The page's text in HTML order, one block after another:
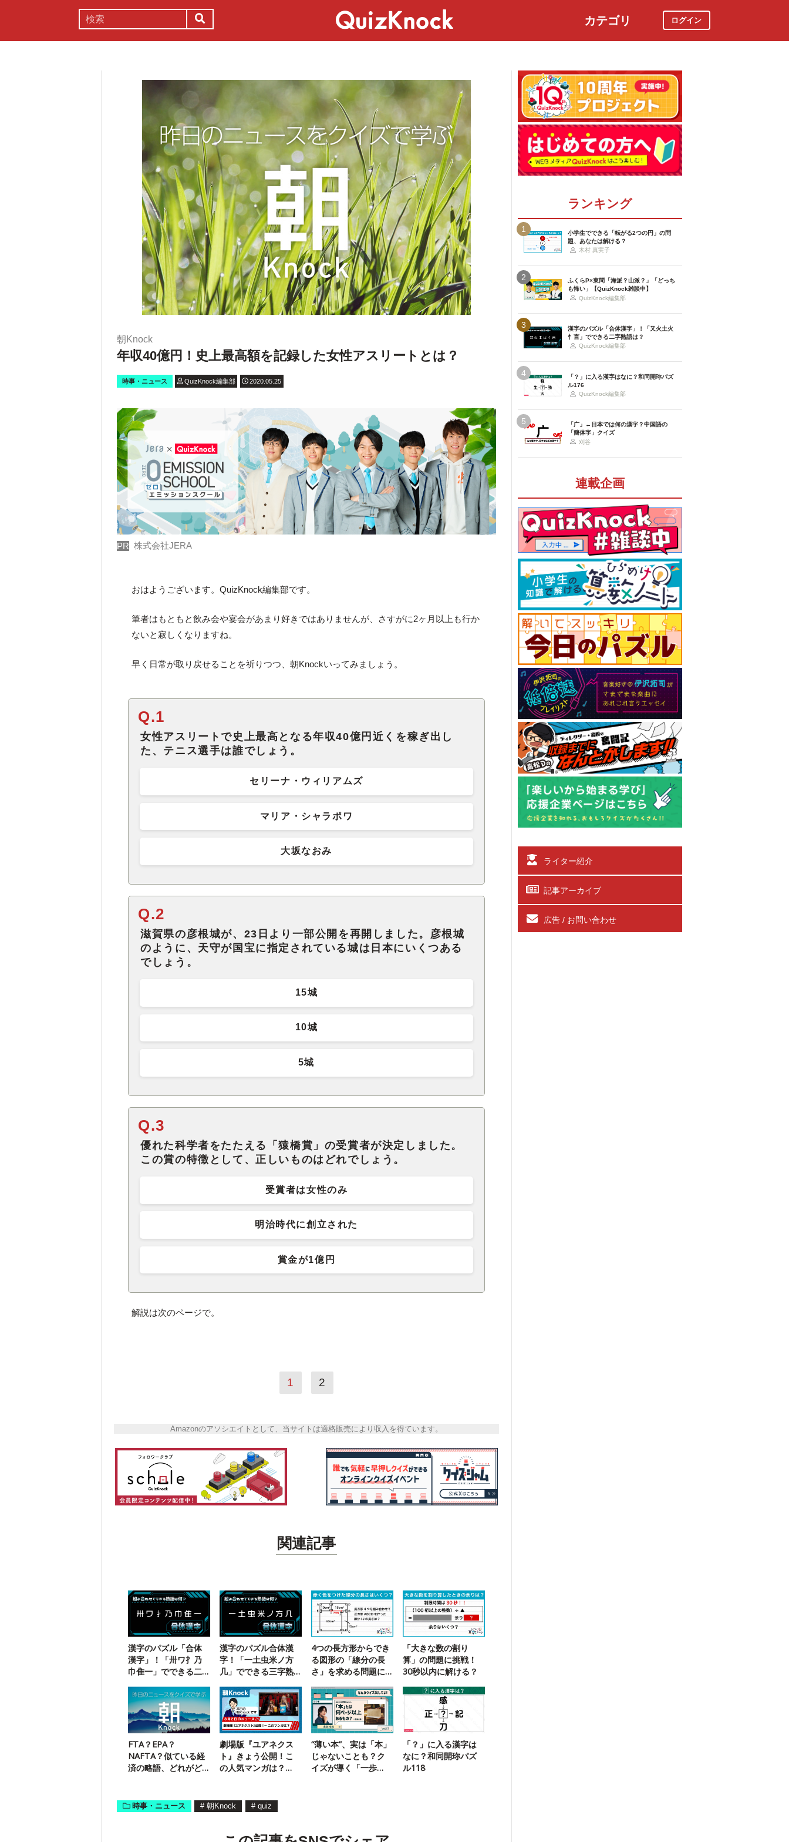
カテゴリ ログイン
朝Knock
年収40億円！史上最高額を記録した女性アスリートとは？
時事・ニュース QuizKnock編集部 2020.05.25
PR 株式会社JERA
おはようございます。QuizKnock編集部です。
筆者はもともと飲み会や宴会があまり好きではありませんが、さすがに2ヶ月以上も行か
ないと寂しくなりますね。
早く日常が取り戻せることを祈りつつ、朝Knockいってみましょう。
Q.1
女性アスリートで史上最高となる年収40億円近くを稼ぎ出し
た、テニス選手は誰でしょう。
セリーナ・ウィリアムズ
マリア・シャラポワ
大坂なおみ
Q.2
滋賀県の彦根城が、23日より一部公開を再開しました。彦根城
のように、天守が国宝に指定されている城は日本にいくつある
でしょう。
15城
10城
5城
Q.3
優れた科学者をたたえる「猿橋賞」の受賞者が決定しました。
この賞の特徴として、正しいものはどれでしょう。
受賞者は女性のみ
明治時代に創立された
賞金が1億円
解説は次のページで。
1 2
Amazonのアソシエイトとして、当サイトは適格販売により収入を得ています。
関連記事
漢字のパズル「合体
漢字」！「卅ワ扌乃
巾隹一」でできる二
漢字のパズル合体漢
字！「一土虫米ノ方
几」でできる三字熟
4つの長方形からでき
る図形の「線分の長
さ」を求める問題に
「大きな数の割り
算」の問題に挑戦！
30秒以内に解ける？
FTA？EPA？
NAFTA？似ている経
済の略語、どれがど
劇場版『ユアネクス
ト』きょう公開！こ
の人気マンガは？
“薄い本”、実は「本」
じゃないことも？ク
イズが導く「一歩
「？」に入る漢字は
なに？和同開珎パズ
ル118
時事・ニュース # 朝Knock # quiz
ランキング
1
小学生でできる「転がる2つの円」の問
題、あなたは解ける？
木村 真実子
2
ふくらP×東問「海派？山派？」「どっち
も怖い」【QuizKnock雑談中】
QuizKnock編集部
3
漢字のパズル「合体漢字」！「又火土火
忄言」でできる二字熟語は？
QuizKnock編集部
4
「？」に入る漢字はなに？和同開珎パズ
ル176
QuizKnock編集部
5
「广」←日本では何の漢字？中国語の
「簡体字」クイズ
刈谷
連載企画
ライター紹介
記事アーカイブ
広告 / お問い合わせ